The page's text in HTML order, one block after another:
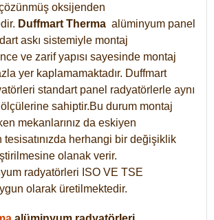
oksijenden
Duffmart Therma alüminyum panel
askı sistemiyle montaj
ve zarif yapısı sayesinde montaj
yer kaplamamaktadır. Duffmart
standart panel radyatörlerle aynı
ölçülerine sahiptir.Bu durum montaj
mekanlarınız da eskiyen
herhangi bir değişiklik
olanak verir.
radyatörleri ISO VE TSE
olarak üretilmektedir.